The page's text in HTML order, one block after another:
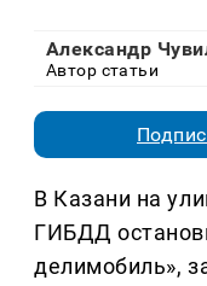
Александр
Автор статьи
В Казани на
ГИБДД
делимобиль»,